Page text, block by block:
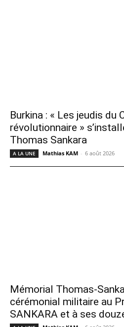
Burkina : « Les jeudis du
révolutionnaire »
Thomas Sankara
A LA UNE Mathias KAM - 6 août 2026
Mémorial Thomas-
cérémonial militaire au
SANKARA et à ses